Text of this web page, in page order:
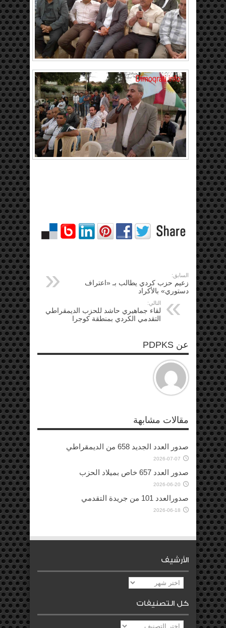
السابق:
زعيم حزب كردي يطالب بـ «اعتراف
دستوري» بالأكراد
التالي:
لقاء جماهيري حاشد للحزب الديمقراطي
التقدمي الكردي بمنطقة كوجرا
عن PDPKS
مقالات مشابهة
صدور العدد الجديد 658 من الديمقراطي
2026-07-07
صدور العدد 657 خاص بميلاد الحزب
2026-06-20
صدورالعدد 101 من جريدة التقدمي
2026-06-18
الأرشيف
الأرشيف
كل التصنيفات
كل